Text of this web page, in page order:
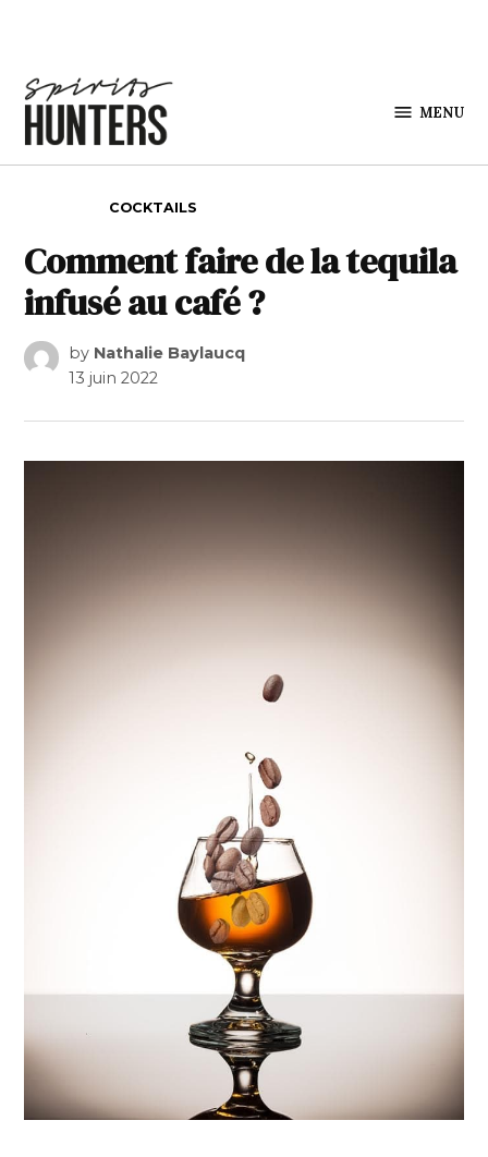
MENU
COCKTAILS
Comment faire de la tequila
infusé au café ?
by Nathalie Baylaucq
13 juin 2022